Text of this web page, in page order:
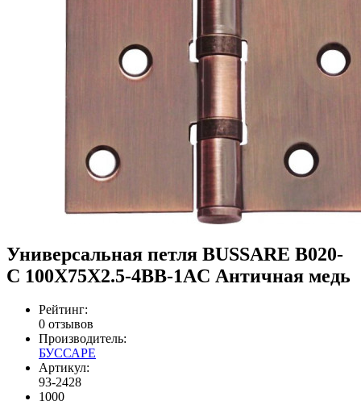
Универсальная петля BUSSARE B020-
C 100X75X2.5-4BB-1AC Античная медь
Рейтинг:
0 отзывов
Производитель:
БУССАРЕ
Артикул:
93-2428
1000